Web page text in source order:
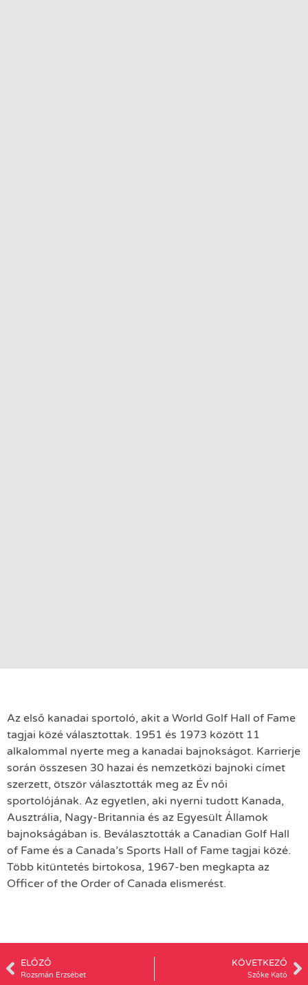
Az első kanadai sportoló, akit a World Golf Hall of Fame
tagjai közé választottak. 1951 és 1973 között 11
alkalommal nyerte meg a kanadai bajnokságot. Karrierje
során összesen 30 hazai és nemzetközi bajnoki címet
szerzett, ötször választották meg az Év női
sportolójának. Az egyetlen, aki nyerni tudott Kanada,
Ausztrália, Nagy-Britannia és az Egyesült Államok
bajnokságában is. Beválasztották a Canadian Golf Hall
of Fame és a Canada’s Sports Hall of Fame tagjai közé.
Több kitüntetés birtokosa, 1967-ben megkapta az
Officer of the Order of Canada elismerést.
ELŐZŐ
Rozsmán Erzsébet
KÖVETKEZŐ
Szőke Kató